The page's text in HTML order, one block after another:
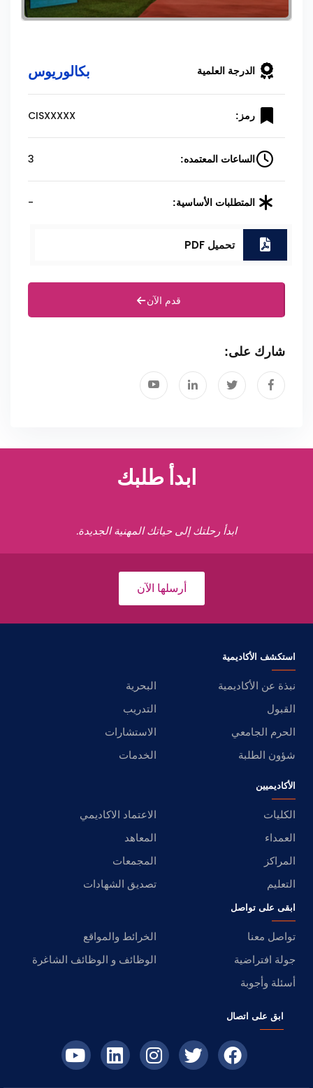
الدرجة العلمية بكالوريوس
رمز: CISXXXXX
الساعات المعتمده: 3
المتطلبات الأساسية: -
تحميل PDF
قدم الآن
شارك على:
ابدأ طلبك
ابدأ رحلتك إلى حياتك المهنية الجديدة.
أرسلها الآن
استكشف الأكاديمية
نبذة عن الأكاديمية
البحرية
القبول
التدريب
الحرم الجامعي
الاستشارات
شؤون الطلبة
الخدمات
الأكاديميين
الكليات
الاعتماد الاكاديمي
العمداء
المعاهد
المراكز
المجمعات
التعليم
تصديق الشهادات
ابقى على تواصل
تواصل معنا
الخرائط والمواقع
جولة افتراضية
الوظائف و الوظائف الشاغرة
أسئلة وأجوبة
ابق على اتصال